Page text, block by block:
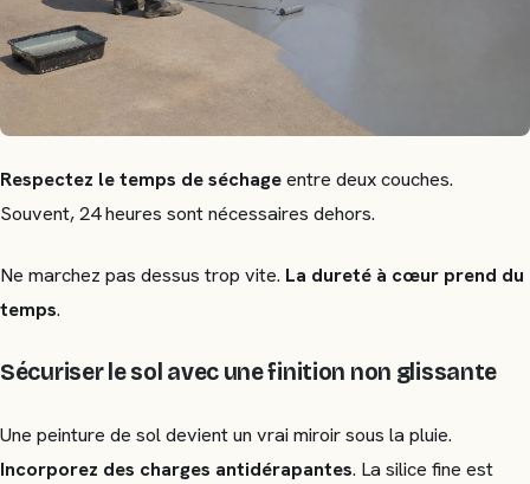
Respectez le temps de séchageentre deux couches.
Souvent, 24 heures sont nécessaires dehors.
Ne marchez pas dessus trop vite. La dureté à cœur prend du
temps.
Sécuriser le sol avec une finition non glissante
Une peinture de sol devient un vrai miroir sous la pluie.
Incorporez des charges antidérapantes. La silice fine est